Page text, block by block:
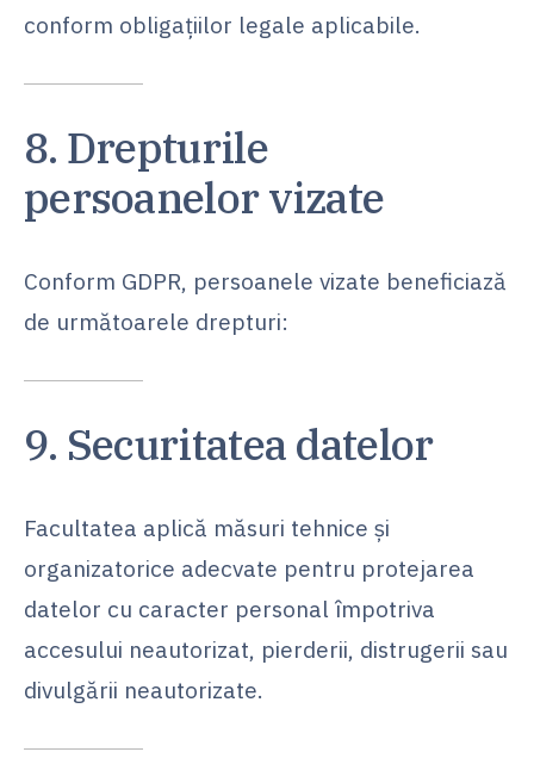
conform obligațiilor legale aplicabile.
8. Drepturile
persoanelor vizate
Conform GDPR, persoanele vizate beneficiază
de următoarele drepturi:
9. Securitatea datelor
Facultatea aplică măsuri tehnice și
organizatorice adecvate pentru protejarea
datelor cu caracter personal împotriva
accesului neautorizat, pierderii, distrugerii sau
divulgării neautorizate.